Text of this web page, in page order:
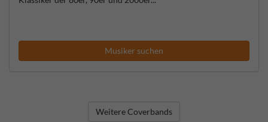
Musiker suchen
Weitere Coverbands